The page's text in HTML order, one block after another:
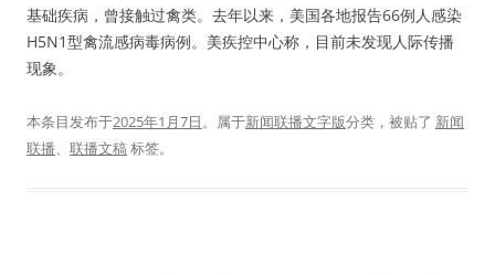
基础疾病，曾接触过禽类。去年以来，美国各地报告66例人感染
H5N1型禽流感病毒病例。美疾控中心称，目前未发现人际传播
现象。
本条目发布于2025年1月7日。属于新闻联播文字版分类，被贴了 新闻
联播、 联播文稿标签。